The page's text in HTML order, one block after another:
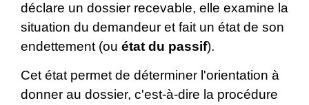
déclare un dossier recevable, elle examine la
situation du demandeur et fait un état de son
endettement (ou état du passif).
Cet état permet de déterminer l'orientation à
donner au dossier, c'est-à-dire la procédure